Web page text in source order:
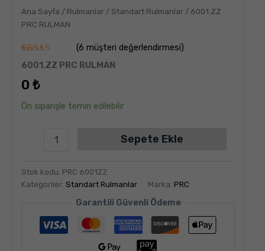
Ana Sayfa / Rulmanlar / Standart Rulmanlar / 6001.ZZ
PRC RULMAN
6müşteri
puanına
5
5.00
puan
aldı
(6 müşteri değerlendirmesi)
6001.ZZ PRC RULMAN
0 ₺
Ön siparişle temin edilebilir
Sepete Ekle
Stok kodu: PRC 6001ZZ
Kategoriler: Standart Rulmanlar Marka: PRC
Garantili Güvenli Ödeme